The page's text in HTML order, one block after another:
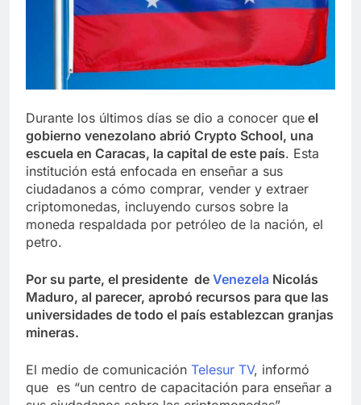
Durante los últimos días se dio a conocer que el
gobierno venezolano abrió Crypto School, una
escuela en Caracas, la capital de este país. Esta
institución está enfocada en enseñar a sus
ciudadanos a cómo comprar, vender y extraer
criptomonedas, incluyendo cursos sobre la
moneda respaldada por petróleo de la nación, el
petro.
Por su parte, el presidente de Venezela Nicolás
Maduro, al parecer, aprobó recursos para que las
universidades de todo el país establezcan granjas
mineras.
El medio de comunicación Telesur TV, informó
que es “un centro de capacitación para enseñar a